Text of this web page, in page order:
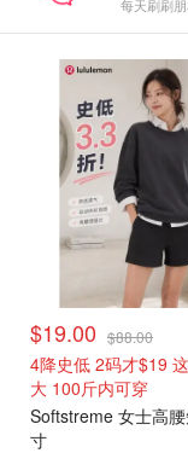
每天刷刷
打折上新
$19.00 $88.00
4降史低 2码才$19
大 100斤内可穿
Softstreme 女士高
寸